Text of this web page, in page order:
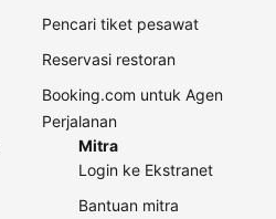
Pencari tiket pesawat
Reservasi restoran
Booking.com untuk Agen
Perjalanan
Mitra
Login ke Ekstranet
Bantuan mitra